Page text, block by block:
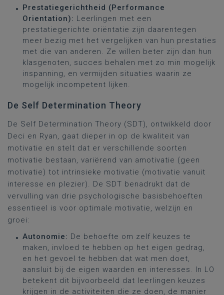
Prestatiegerichtheid (Performance
Orientation): Leerlingen met een
prestatiegerichte oriëntatie zijn daarentegen
meer bezig met het vergelijken van hun prestaties
met die van anderen. Ze willen beter zijn dan hun
klasgenoten, succes behalen met zo min mogelijk
inspanning, en vermijden situaties waarin ze
mogelijk incompetent lijken.
De Self Determination Theory
De Self Determination Theory (SDT), ontwikkeld door
Deci en Ryan, gaat dieper in op de kwaliteit van
motivatie en stelt dat er verschillende soorten
motivatie bestaan, variërend van amotivatie (geen
motivatie) tot intrinsieke motivatie (motivatie vanuit
interesse en plezier). De SDT benadrukt dat de
vervulling van drie psychologische basisbehoeften
essentieel is voor optimale motivatie, welzijn en
groei:
Autonomie: De behoefte om zelf keuzes te
maken, invloed te hebben op het eigen gedrag,
en het gevoel te hebben dat wat men doet,
aansluit bij de eigen waarden en interesses. In LO
betekent dit bijvoorbeeld dat leerlingen keuzes
krijgen in de activiteiten die ze doen, de manier